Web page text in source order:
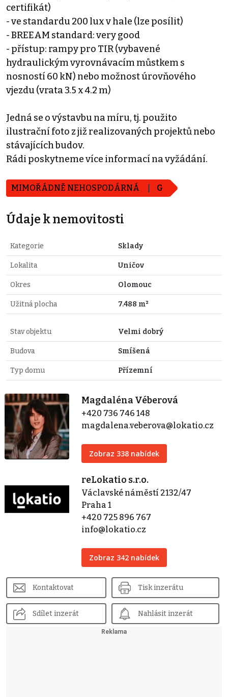
certifikát)
- ve standardu 200 lux v hale (lze posílit)
- BREEAM standard: very good
- přístup: rampy pro TIR (vybavené
hydraulickým vyrovnávacím můstkem s
nosností 60 kN) nebo možnost úrovňového
vjezdu (vrata 3.5 x 4.2 m)
Jedná se o výstavbu na míru, tj. použito
ilustrační foto z již realizovaných projektů nebo
stávajících budov.
Rádi poskytneme více informací na vyžádání.
MIMOŘÁDNĚ NEHOSPODÁRNÁ G
Údaje k nemovitosti
Kategorie Sklady
Lokalita Uničov
Okres Olomouc
Užitná plocha 7.488 m²
Stav objektu Velmi dobrý
Budova Smíšená
Typ domu Přízemní
Magdaléna Véberová
+420 736 746 148
magdalena.veberova@lokatio.cz
Zobraz 338 nabídek
reLokatio s.r.o.
Václavské náměstí 2132/47
Praha 1
+420 725 896 767
info@lokatio.cz
Zobraz 342 nabídek
Kontaktovat Tisk inzerátu
Sdílet inzerát Nahlásit inzerát